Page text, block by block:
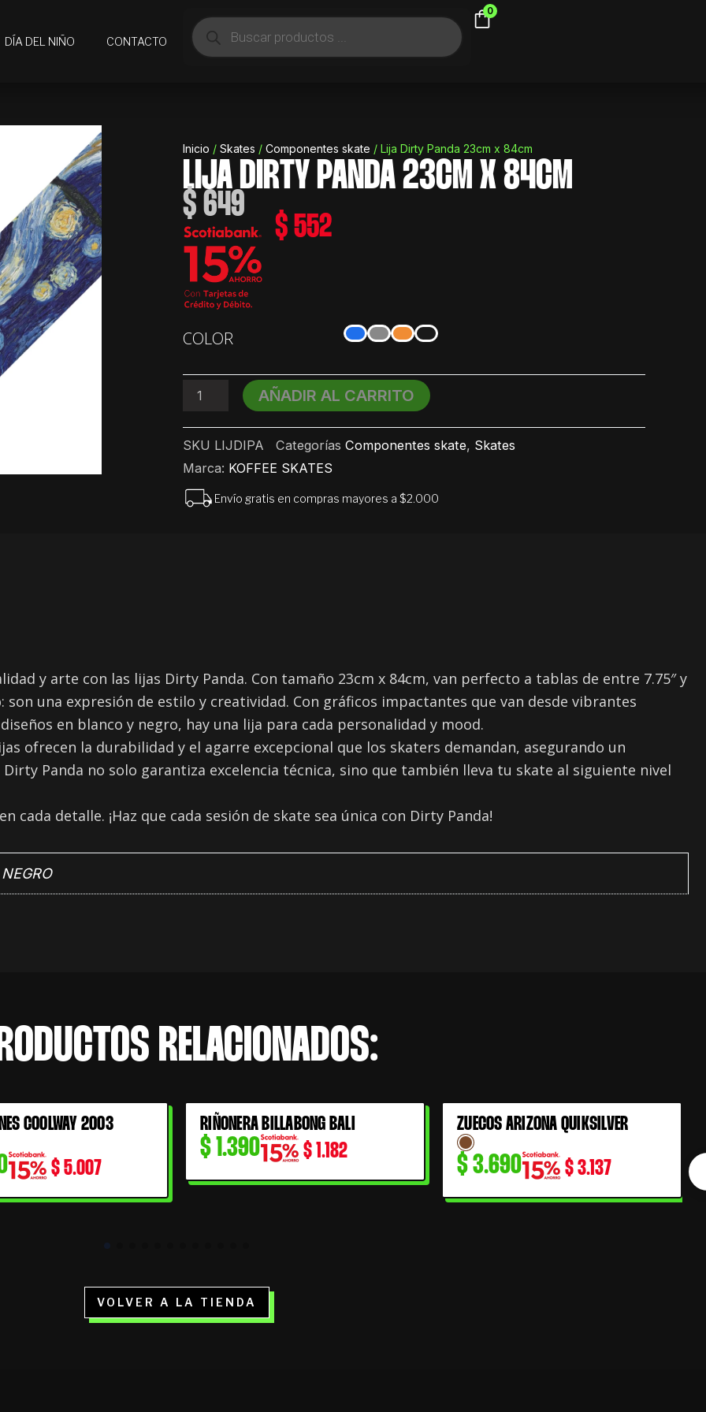
DÍA DEL NIÑO CONTACTO
Búsqueda
de
productos
0
Inicio / Skates / Componentes skate / Lija Dirty Panda 23cm x 84cm
LIJA DIRTY PANDA 23CM X 84CM
$ 649
$ 552
COLOR
Dirty
23cm
AÑADIR AL CARRITO
SKU LIJDIPA Categorías Componentes skate, Skates
Marca: KOFFEE SKATES
Envío gratis en compras mayores a $2.000
y arte con las lijas Dirty Panda. Con tamaño 23cm x 84cm, van perfecto a tablas de entre 7.75″ y
son una expresión de estilo y creatividad. Con gráficos impactantes que van desde vibrantes
en blanco y negro, hay una lija para cada personalidad y mood.
ofrecen la durabilidad y el agarre excepcional que los skaters demandan, asegurando un
Panda no solo garantiza excelencia técnica, sino que también lleva tu skate al siguiente nivel
cada detalle. ¡Haz que cada sesión de skate sea única con Dirty Panda!
NEGRO
RELACIONADOS:
COOLWAY 2003
$5.007
RIÑONERA BILLABONG BALI
$1.390 $1.182
ZUECOS ARIZONA QUIKSILVER
$3.690 $3.137
VOLVER A LA TIENDA